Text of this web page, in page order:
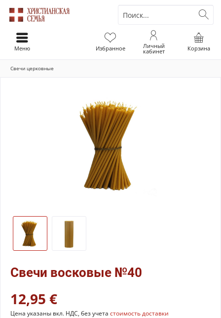
Корзина
Избранное Личный
кабинет
Меню
Свечи церковные
Свечи восковые №40
12,95 €
Цена указаны вкл. НДС, без учета стоимость доставки